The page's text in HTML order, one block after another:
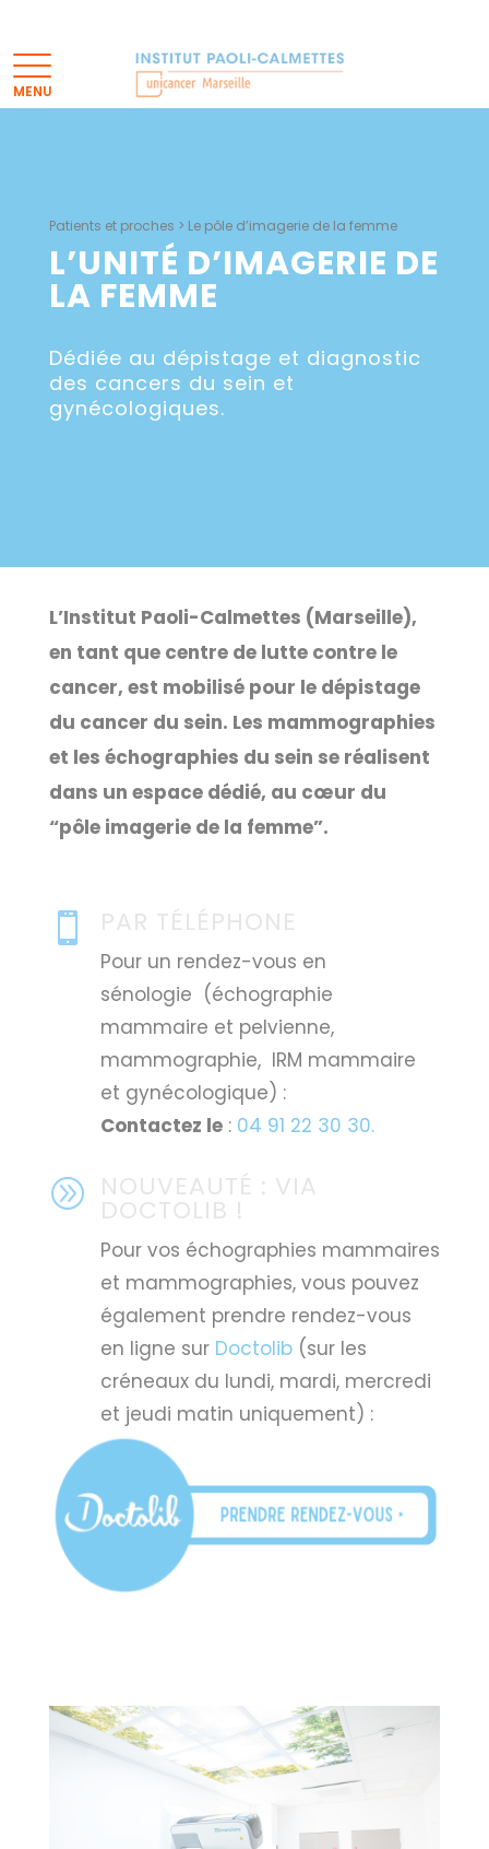
Patients et proches > Le pôle d’imagerie de la femme
L’UNITÉ D’IMAGERIE DE
LA FEMME
Dédiée au dépistage et diagnostic
des cancers du sein et
gynécologiques.
L’Institut Paoli-Calmettes (Marseille),
en tant que centre de lutte contre le
cancer, est mobilisé pour le dépistage
du cancer du sein. Les mammographies
et les échographies du sein se réalisent
dans un espace dédié, au cœur du
“pôle imagerie de la femme”.
 PAR TÉLÉPHONE
Pour un rendez-vous en
sénologie (échographie
mammaire et pelvienne,
mammographie, IRM mammaire
et gynécologique) :
Contactez le: 04 91 22 30 30.
A NOUVEAUTÉ : VIA
DOCTOLIB !
Pour vos échographies mammaires
et mammographies, vous pouvez
également prendre rendez-vous
en ligne sur Doctolib(sur les
créneaux du lundi, mardi, mercredi
et jeudi matin uniquement) :